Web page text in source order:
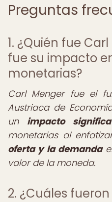
Preguntas
1. ¿Quién fue
fue su impacto
monetarias?
Carl Menger fue el
Austriaca de
un impacto
monetarias al
oferta y la demanda
valor de la moneda.
2. ¿Cuáles